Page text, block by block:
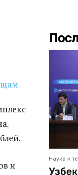
и
Наука и